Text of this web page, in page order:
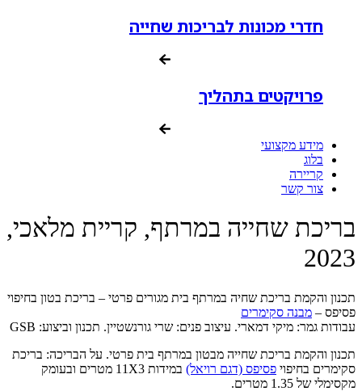
חדרי מכונות לבריכות שחייה
פרויקטים בתהליך
מידע מקצועי
בלוג
קריירה
צור קשר
בריכת שחייה במרתף, קריית מלאכי,
2023
תכנון והקמת בריכת שחיה במרתף בית מגורים פרטי – בריכת בטון בחיפוי
פסיפס – מבנה סקימרים
עבודות גמר: מיקי דמארי. עיצוב פנים: שרי גורנשטיין. תכנון וביצוע: GSB
תכנון והקמת בריכת שחייה מבטון במרתף בית פרטי. על הבריכה: בריכת
סקימרים בחיפוי פסיפס (דגם רויאל)
במידות 11X3 מטרים ובעומק
מקסימלי של 1.35 מטרים.